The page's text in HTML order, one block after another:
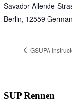
Savador-Allende-
Berlin, 12559
GSUPA
SUP Rennen